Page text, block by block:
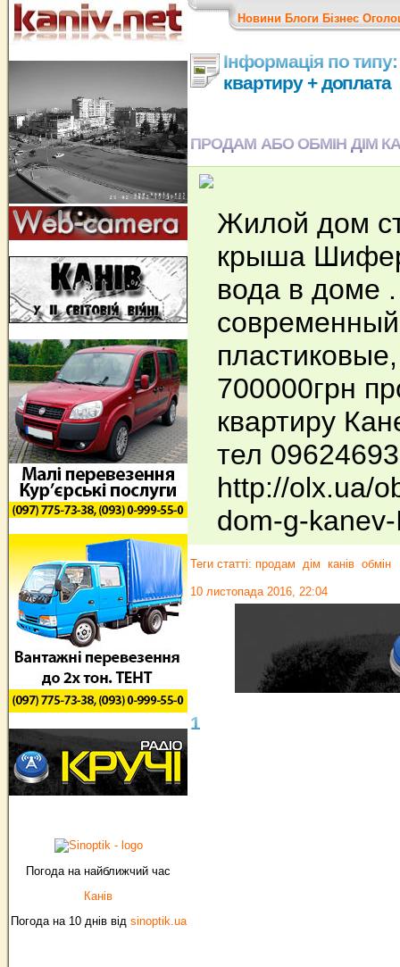
Погода на найближчий час
Канів
Погода на 10 днів від sinoptik.ua
Новини Блоги Бізнес
Інформація по
квартиру + доплата
ПРОДАМ АБО ОБМІН ДІМ
Жилой дом
крыша
вода в доме
700000грн
квартиру
тел
http://olx.ua/
dom-g-
Теги статті: продам дім канів обмін
10 листопада 2016, 22:04
1